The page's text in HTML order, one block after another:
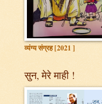
व्यंग्य संग्रह [2021 ]
सुन, मेरे माही !